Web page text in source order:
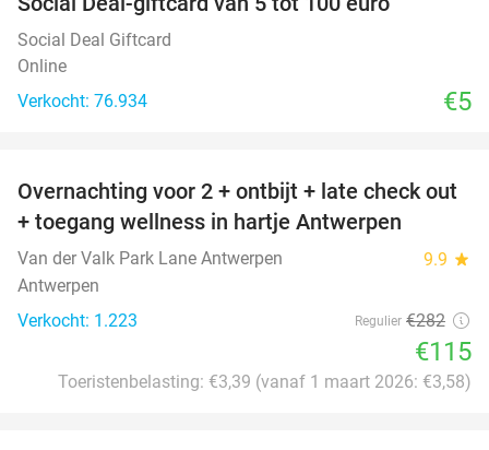
Social Deal Giftcard
Online
Verkocht: 76.934
€5
59%
Overnachting voor 2 + ontbijt + late check out
+ toegang wellness in hartje Antwerpen
Van der Valk Park Lane Antwerpen 9.9 star
Antwerpen
Verkocht: 1.223
Regulier €282
€115
Toeristenbelasting: €3,39 (vanaf 1 maart 2026: €3,58)